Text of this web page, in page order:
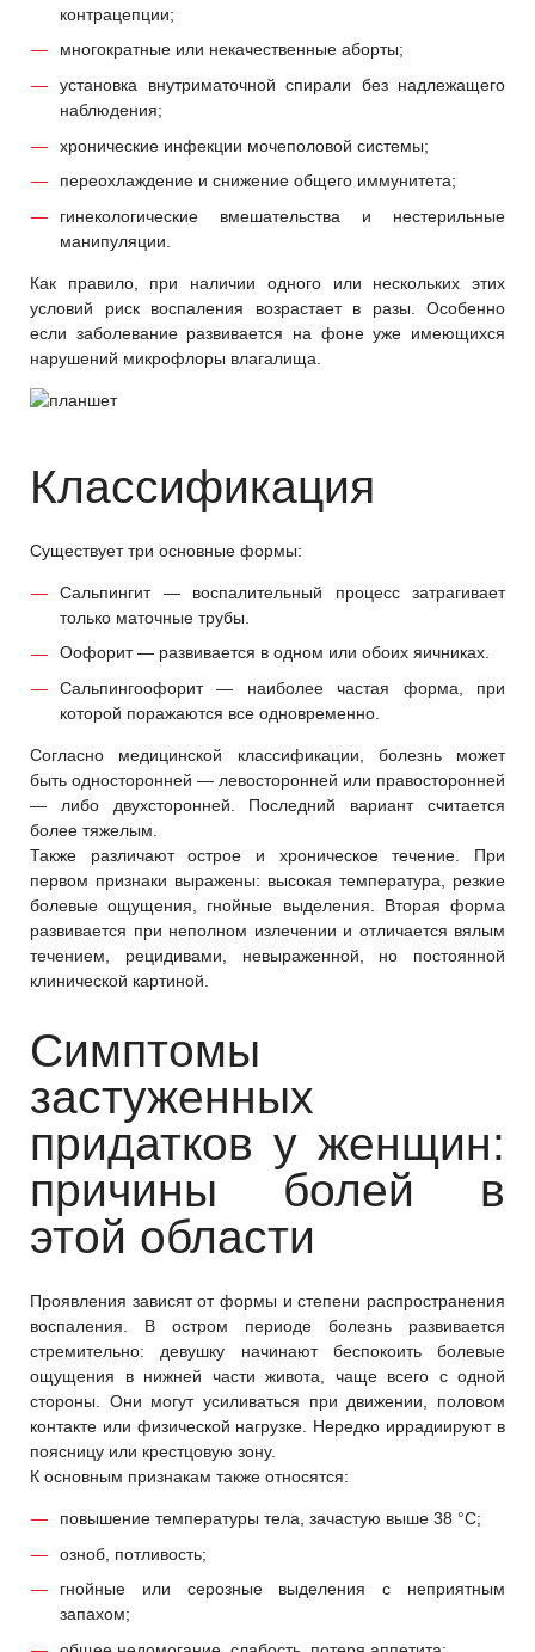
контрацепции;
многократные или некачественные аборты;
установка внутриматочной спирали без надлежащего
наблюдения;
хронические инфекции мочеполовой системы;
переохлаждение и снижение общего иммунитета;
гинекологические вмешательства и нестерильные
манипуляции.
Как правило, при наличии одного или нескольких этих
условий риск воспаления возрастает в разы. Особенно
если заболевание развивается на фоне уже имеющихся
нарушений микрофлоры влагалища.
Классификация
Существует три основные формы:
Сальпингит — воспалительный процесс затрагивает
только маточные трубы.
Оофорит — развивается в одном или обоих яичниках.
Сальпингоофорит — наиболее частая форма, при
которой поражаются все одновременно.
Согласно медицинской классификации, болезнь может
быть односторонней — левосторонней или правосторонней
— либо двухсторонней. Последний вариант считается
более тяжелым.
Также различают острое и хроническое течение. При
первом признаки выражены: высокая температура, резкие
болевые ощущения, гнойные выделения. Вторая форма
развивается при неполном излечении и отличается вялым
течением, рецидивами, невыраженной, но постоянной
клинической картиной.
Симптомы
застуженных
придатков у женщин:
причины болей в
этой области
Проявления зависят от формы и степени распространения
воспаления. В остром периоде болезнь развивается
стремительно: девушку начинают беспокоить болевые
ощущения в нижней части живота, чаще всего с одной
стороны. Они могут усиливаться при движении, половом
контакте или физической нагрузке. Нередко иррадиируют в
поясницу или крестцовую зону.
К основным признакам также относятся:
повышение температуры тела, зачастую выше 38 °C;
озноб, потливость;
гнойные или серозные выделения с неприятным
запахом;